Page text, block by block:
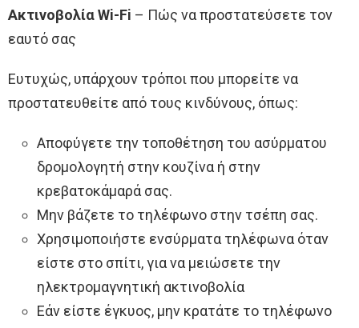
Ακτινοβολία Wi-Fi – Πώς να προστατεύσετε τον
εαυτό σας
Ευτυχώς, υπάρχουν τρόποι που μπορείτε να
προστατευθείτε από τους κινδύνους, όπως:
Αποφύγετε την τοποθέτηση του ασύρματου
δρομολογητή στην κουζίνα ή στην
κρεβατοκάμαρά σας.
Μην βάζετε το τηλέφωνο στην τσέπη σας.
Χρησιμοποιήστε ενσύρματα τηλέφωνα όταν
είστε στο σπίτι, για να μειώσετε την
ηλεκτρομαγνητική ακτινοβολία
Εάν είστε έγκυος, μην κρατάτε το τηλέφωνο